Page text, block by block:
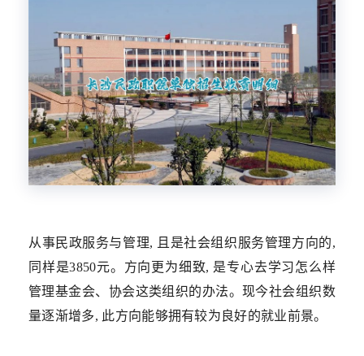
从事民政服务与管理, 且是社会组织服务管理方向的,
同样是3850元。方向更为细致, 是专心去学习怎么样
管理基金会、协会这类组织的办法。现今社会组织数
量逐渐增多, 此方向能够拥有较为良好的就业前景。